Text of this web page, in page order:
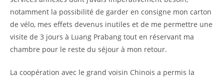
notamment la possibilité de garder en consigne mon carton
de vélo, mes effets devenus inutiles et de me permettre une
visite de 3 jours à Luang Prabang tout en réservant ma
chambre pour le reste du séjour à mon retour.
La coopération avec le grand voisin Chinois a permis la